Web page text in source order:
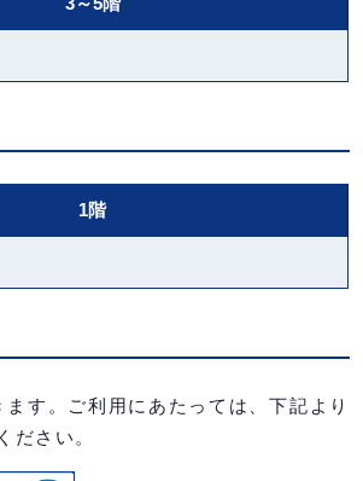
1階
す。ご利用にあたっては、下記より
ださい。